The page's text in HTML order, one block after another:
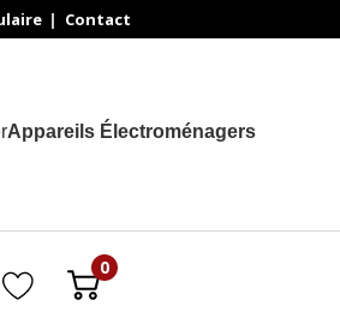
| Contact
Appareils Électroménagers
0